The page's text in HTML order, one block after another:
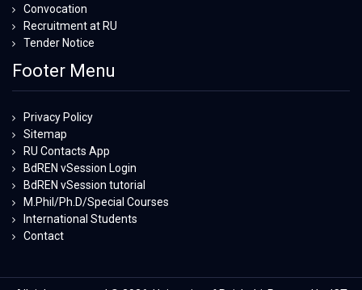
Convocation
Recruitment at RU
Tender Notice
Footer Menu
Privacy Policy
Sitemap
RU Contacts App
BdREN vSession Login
BdREN vSession tutorial
M.Phil/Ph.D/Special Courses
International Students
Contact